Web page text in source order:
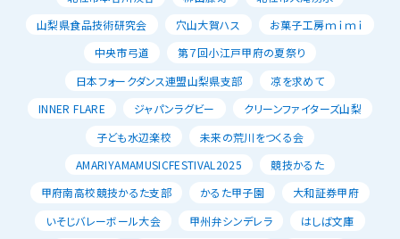
山梨県食品技術研究会
穴山大賀ハス
お菓子工房ｍｉｍｉ
中央市弓道
第７回小江戸甲府の夏祭り
日本フォークダンス連盟山梨県支部
凉を求めて
INNER FLARE
ジャパンラグビー
クリーンファイターズ山梨
子ども水辺楽校
未来の荒川をつくる会
AMARIYAMAMUSICFESTIVAL2025
競技かるた
甲府南高校競技かるた支部
かるた甲子園
大和証券甲府
いそじバレーボール大会
甲州弁シンデレラ
はしば文庫